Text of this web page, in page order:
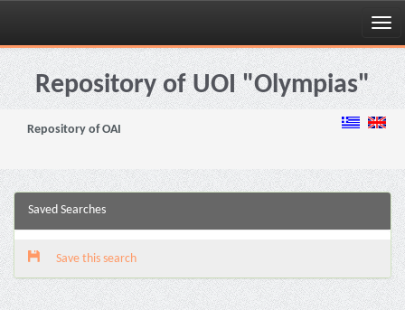
Skip
navigationRepository of UOI "Olympias"
Repository of OAI
Saved Searches
Save this search